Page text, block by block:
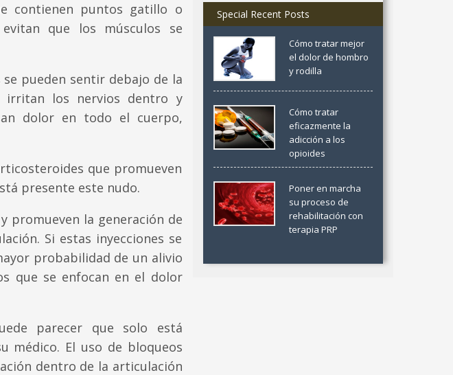
contienen puntos gatillo o
que los músculos se
se pueden sentir debajo de la
irritan los nervios dentro y
dolor en todo el cuerpo,
que promueven
presente este nudo.
promueven la generación de
Si estas inyecciones se
probabilidad de un alivio
que se enfocan en el dolor
parecer que solo está
médico. El uso de bloqueos
dentro de la articulación
Special Recent Posts
Cómo tratar mejor
el dolor de hombro
y rodilla
Cómo tratar
eficazmente la
adicción a los
opioides
Poner en marcha
su proceso de
rehabilitación con
terapia PRP